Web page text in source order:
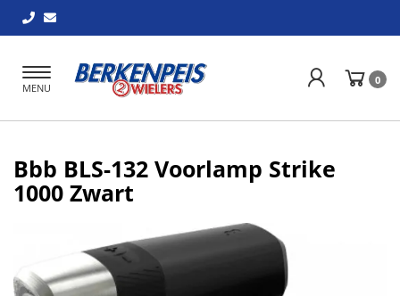
Toggle
navigation
MENU
0
Bbb BLS-132 Voorlamp Strike
1000 Zwart